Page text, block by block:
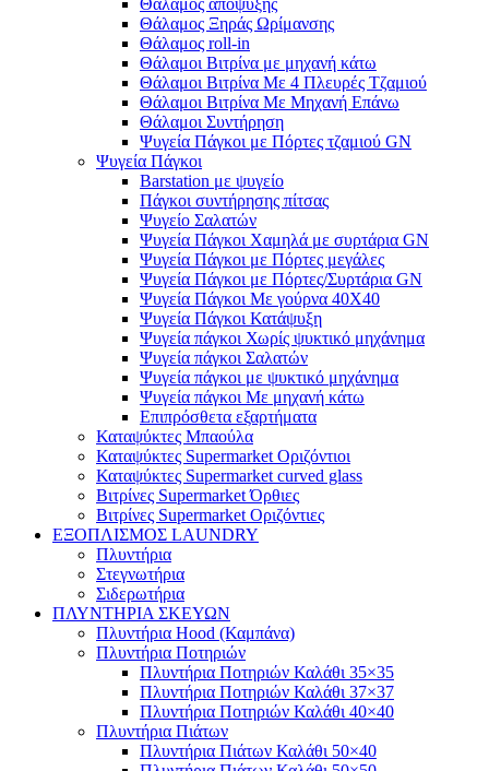
Θάλαμος απόψυξης
Θάλαμος Ξηράς Ωρίμανσης
Θάλαμος roll-in
Θάλαμοι Βιτρίνα με μηχανή κάτω
Θάλαμοι Βιτρίνα Με 4 Πλευρές Τζαμιού
Θάλαμοι Βιτρίνα Με Μηχανή Επάνω
Θάλαμοι Συντήρηση
Ψυγεία Πάγκοι με Πόρτες τζαμιού GN
Ψυγεία Πάγκοι
Barstation με ψυγείο
Πάγκοι συντήρησης πίτσας
Ψυγείο Σαλατών
Ψυγεία Πάγκοι Χαμηλά με συρτάρια GN
Ψυγεία Πάγκοι με Πόρτες μεγάλες
Ψυγεία Πάγκοι με Πόρτες/Συρτάρια GN
Ψυγεία Πάγκοι Με γούρνα 40Χ40
Ψυγεία Πάγκοι Κατάψυξη
Ψυγεία πάγκοι Χωρίς ψυκτικό μηχάνημα
Ψυγεία πάγκοι Σαλατών
Ψυγεία πάγκοι με ψυκτικό μηχάνημα
Ψυγεία πάγκοι Με μηχανή κάτω
Επιπρόσθετα εξαρτήματα
Καταψύκτες Μπαούλα
Καταψύκτες Supermarket Οριζόντιοι
Καταψύκτες Supermarket curved glass
Βιτρίνες Supermarket Όρθιες
Βιτρίνες Supermarket Οριζόντιες
ΕΞΟΠΛΙΣΜΟΣ LAUNDRY
Πλυντήρια
Στεγνωτήρια
Σιδερωτήρια
ΠΛΥΝΤΗΡΙΑ ΣΚΕΥΩΝ
Πλυντήρια Hood (Καμπάνα)
Πλυντήρια Ποτηριών
Πλυντήρια Ποτηριών Καλάθι 35×35
Πλυντήρια Ποτηριών Καλάθι 37×37
Πλυντήρια Ποτηριών Καλάθι 40×40
Πλυντήρια Πιάτων
Πλυντήρια Πιάτων Καλάθι 50×40